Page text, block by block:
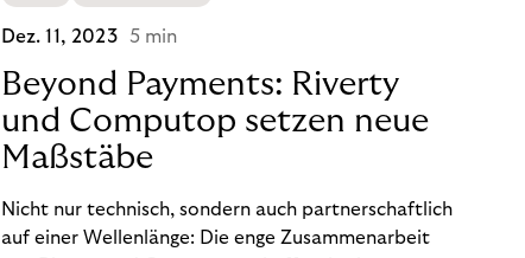
Dez. 11, 2023 5 min
Beyond Payments: Riverty
und Computop setzen neue
Maßstäbe
Nicht nur technisch, sondern auch partnerschaftlich
auf einer Wellenlänge: Die enge Zusammenarbeit